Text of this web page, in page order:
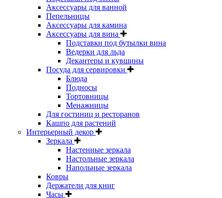
Аксессуары для ванной
Пепельницы
Аксессуары для камина
Аксессуары для вина
Подставки под бутылки вина
Ведерки для льда
Декантеры и кувшины
Посуда для сервировки
Блюда
Подносы
Тортовницы
Менажницы
Для гостиниц и ресторанов
Кашпо для растений
Интерьерный декор
Зеркала
Настенные зеркала
Настольные зеркала
Напольные зеркала
Ковры
Держатели для книг
Часы